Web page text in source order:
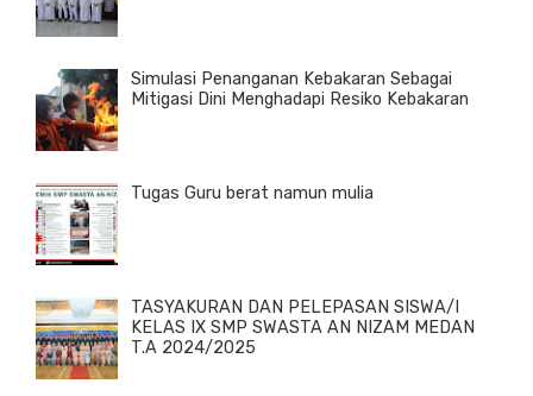
Simulasi Penanganan Kebakaran Sebagai
Mitigasi Dini Menghadapi Resiko Kebakaran
Tugas Guru berat namun mulia
TASYAKURAN DAN PELEPASAN SISWA/I
KELAS IX SMP SWASTA AN NIZAM MEDAN
T.A 2024/2025